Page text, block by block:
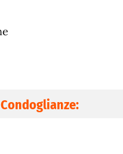
Condoglianze: